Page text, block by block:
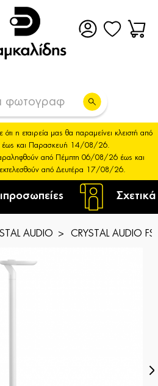
η εταιρεία μας θα παραμείνει κλειστή από
και Παρασκευή 14/08/26.
από Πέμπτη 06/08/26 έως και
από Δευτέρα 17/08/26.
AUDIO CRYSTAL AUDIO